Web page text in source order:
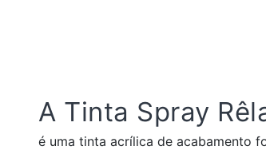
A Tinta Spray
é uma tinta acrílica de acabamento